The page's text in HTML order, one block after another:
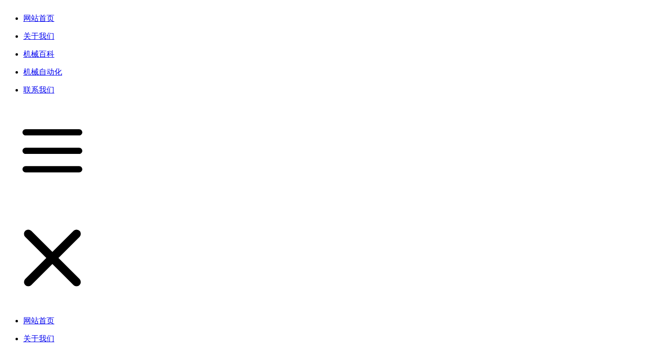
网站首页
关于我们
机械百科
机械自动化
联系我们
网站首页
关于我们